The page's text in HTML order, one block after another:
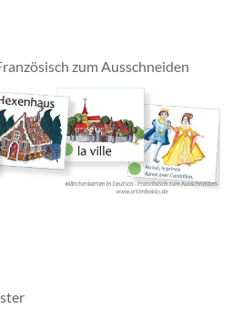
zum Ausschneiden